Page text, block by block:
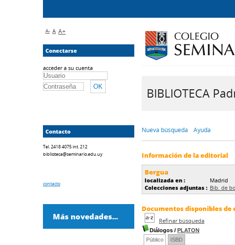
BIBLIOTECA
Nueva búsqueda Ayuda
Información de la editorial
Bergua
localizada en :
Madrid
Colecciones adjuntas : Bib. de
Documentos disponibles de
Refinar búsqueda
Diálogos / PLATON
Público
ISBD
A- A A+
Conectarse
acceder a su cuenta
Contacto
Tel. 2418 4075 int. 212
biblioteca@seminario.edu.uy
contacto
Más novedades...